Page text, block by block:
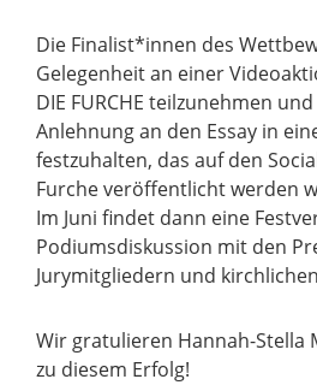
Die Finalist*innen des
Gelegenheit an einer
DIE FURCHE teilzunehmen
Anlehnung an den Essay in
festzuhalten, das auf den
Furche veröffentlicht werden
Im Juni findet dann eine
Podiumsdiskussion mit den
Jurymitgliedern und
Wir gratulieren Hannah-Stella
zu diesem Erfolg!